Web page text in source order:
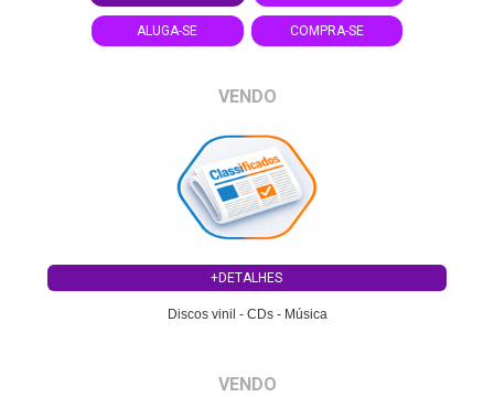
ALUGA-SE COMPRA-SE
VENDO
+DETALHES
Discos vinil - CDs - Música
VENDO